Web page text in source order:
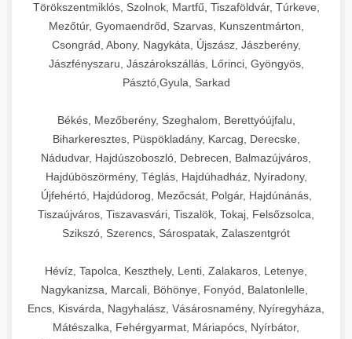
Törökszentmiklós, Szolnok, Martfű, Tiszaföldvár, Túrkeve,
Mezőtúr, Gyomaendrőd, Szarvas, Kunszentmárton,
Csongrád, Abony, Nagykáta, Újszász, Jászberény,
Jászfényszaru, Jászárokszállás, Lőrinci, Gyöngyös,
Pásztó,Gyula, Sarkad
Békés, Mezőberény, Szeghalom, Berettyóújfalu,
Biharkeresztes, Püspökladány, Karcag, Derecske,
Nádudvar, Hajdúszoboszló, Debrecen, Balmazújváros,
Hajdúböszörmény, Téglás, Hajdúhadház, Nyíradony,
Újfehértó, Hajdúdorog, Mezőcsát, Polgár, Hajdúnánás,
Tiszaújváros, Tiszavasvári, Tiszalök, Tokaj, Felsőzsolca,
Szikszó, Szerencs, Sárospatak, Zalaszentgrót
Hévíz, Tapolca, Keszthely, Lenti, Zalakaros, Letenye,
Nagykanizsa, Marcali, Böhönye, Fonyód, Balatonlelle,
Encs, Kisvárda, Nagyhalász, Vásárosnamény, Nyíregyháza,
Mátészalka, Fehérgyarmat, Máriapócs, Nyírbátor,